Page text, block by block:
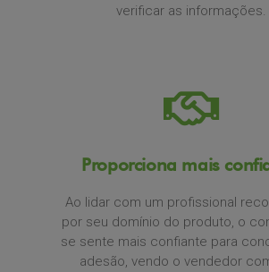
verificar as informações.
Proporciona mais
Ao lidar com um profissional
por seu domínio do produto, o
se sente mais confiante para
adesão, vendo o vendedor